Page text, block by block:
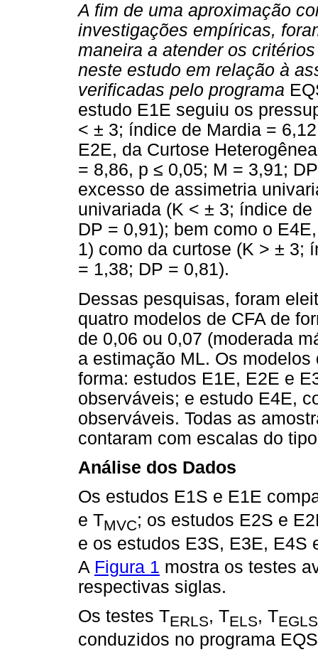
A fim de uma aproximação
investigações empíricas,
maneira a atender os
neste estudo em relação à
verificadas pelo programa
estudo E1E seguiu os
< ± 3; índice de Mardia =
E2E, da Curtose
= 8,86, p ≤ 0,05; M = 3,91;
excesso de assimetria
univariada (K < ± 3; índice
DP = 0,91); bem como o
1) como da curtose (K > ± 3;
= 1,38; DP = 0,81).
Dessas pesquisas, foram
quatro modelos de CFA de
de 0,06 ou 0,07 (moderada
a estimação ML. Os
forma: estudos E1E, E2E e
observáveis; e estudo E4E,
observáveis. Todas as
contaram com escalas do
Análise dos Dados
Os estudos E1S e E1E
e TMVC; os estudos E2S e
e os estudos E3S, E3E, E4S
A Figura 1 mostra os testes
respectivas siglas.
Os testes TERLS, TELS, TEGLS
conduzidos no programa